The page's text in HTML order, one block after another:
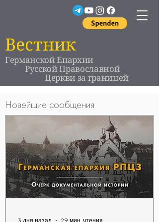
Вестник
Германской Епархии
Русской Православной
Церкви за границей
Новейшие сообщения
3 дня назад 29 мин. чтения